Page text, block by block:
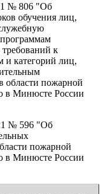
№ 806 "Об
обучения лиц,
программам
к
и категорий лиц,
области пожарной
в Минюсте России
№ 596 "Об
пожарной
в Минюсте России